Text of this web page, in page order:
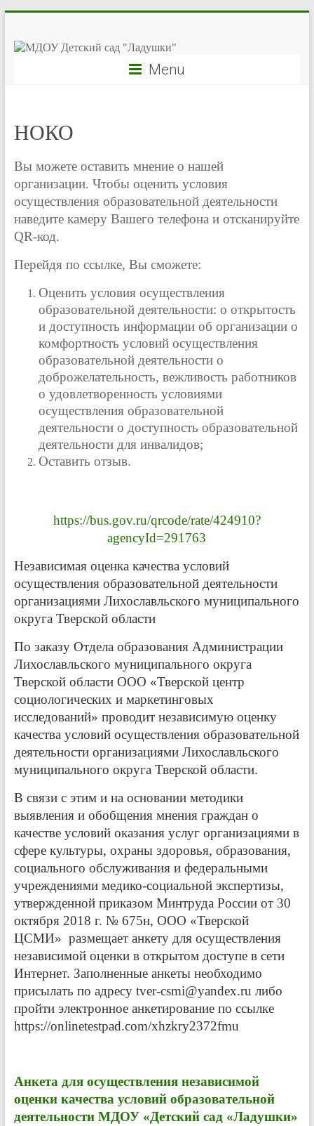
Menu
НОКО
Вы можете оставить мнение о нашей
организации. Чтобы оценить условия
осуществления образовательной деятельности
наведите камеру Вашего телефона и отсканируйте
QR-код.
Перейдя по ссылке, Вы сможете:
Оценить условия осуществления
образовательной деятельности: o открытость
и доступность информации об организации o
комфортность условий осуществления
образовательной деятельности o
доброжелательность, вежливость работников
o удовлетворенность условиями
осуществления образовательной
деятельности o доступность образовательной
деятельности для инвалидов;
Оставить отзыв.
https://bus.gov.ru/qrcode/rate/424910?
agencyId=291763
Независимая оценка качества условий
осуществления образовательной деятельности
организациями Лихославльского муниципального
округа Тверской области
По заказу Отдела образования Администрации
Лихославльского муниципального округа
Тверской области ООО «Тверской центр
социологических и маркетинговых
исследований» проводит независимую оценку
качества условий осуществления образовательной
деятельности организациями Лихославльского
муниципального округа Тверской области.
В связи с этим и на основании методики
выявления и обобщения мнения граждан о
качестве условий оказания услуг организациями в
сфере культуры, охраны здоровья, образования,
социального обслуживания и федеральными
учреждениями медико-социальной экспертизы,
утвержденной приказом Минтруда России от 30
октября 2018 г. № 675н, ООО «Тверской
ЦСМИ» размещает анкету для осуществления
независимой оценки в открытом доступе в сети
Интернет. Заполненные анкеты необходимо
присылать по адресу tver-csmi@yandex.ru либо
пройти электронное анкетирование по ссылке
https://onlinetestpad.com/xhzkry2372fmu
Анкета для осуществления независимой
оценки качества условий образовательной
деятельности МДОУ «Детский сад «Ладушки»